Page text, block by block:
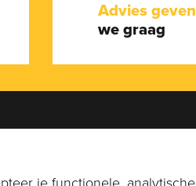
Advies geven
we graag
0113-269896of
je functionele, analytische